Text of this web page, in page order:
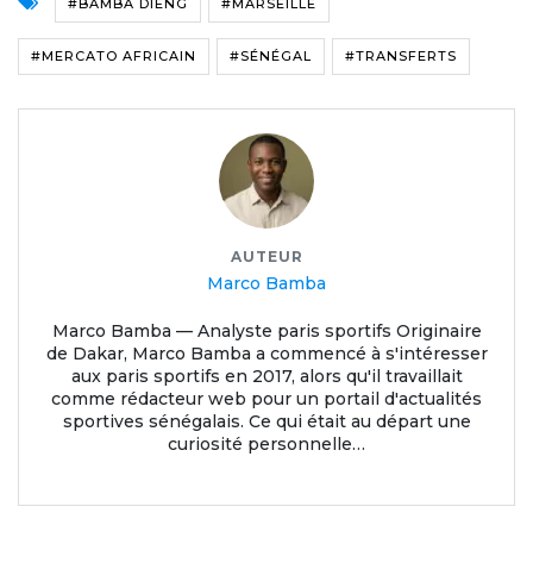
#BAMBA DIENG #MARSEILLE
#MERCATO AFRICAIN #SÉNÉGAL #TRANSFERTS
AUTEUR
Marco Bamba
Marco Bamba — Analyste paris sportifs Originaire
de Dakar, Marco Bamba a commencé à s'intéresser
aux paris sportifs en 2017, alors qu'il travaillait
comme rédacteur web pour un portail d'actualités
sportives sénégalais. Ce qui était au départ une
curiosité personnelle…